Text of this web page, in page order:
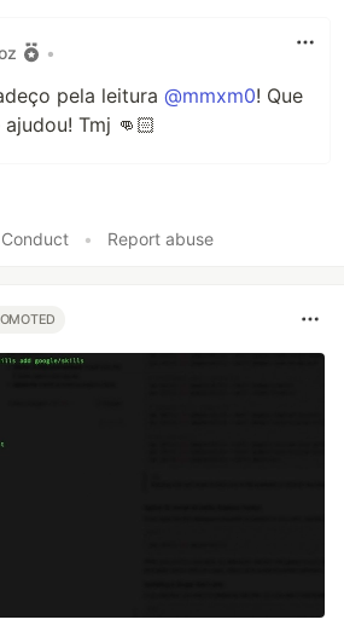
•
pela leitura @mmxm0! Que
Tmj 👊🏻
• Report abuse